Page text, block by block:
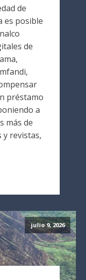
de
es posible
de
préstamo
a
más de
revistas,
julio 9, 2026